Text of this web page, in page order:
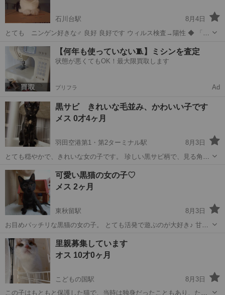
石川台駅
8月4日
とても ニンゲン好きな♂ 良好 良好です ウィルス検査→陽性 ◆ 「届
お住まいの方 🍀脱走防止対策、二...
東京 千代田区 石川台駅 猫 お見合い
【何年も使っていない🧵】ミシンを査定
状態が悪くてもOK！最大限買取します
プリフラ Ad
黒サビ きれいな毛並み、かわいい子です
メス 0才4ヶ月
羽田空港第1・第2ターミナル駅
8月3日
とても穏やかで、きれいな女の子です。 珍しい黒サビ柄で、見る角度
8年4月中旬生まれ ・猫エイズ・白血病ウイルス検査：陰性 ・3種混合
ワクチン2回...
東京 大田区 羽田空港第1・第2ターミナル駅
サビ
可愛い黒猫の女の子♡
メス 2ヶ月
東秋留駅
8月3日
お目めパッチリな黒猫の女の子。 とても活発で遊ぶのが大好き♪ 甘え
一覧からチェックしてみて下さいね！ 健康状態良好 ・ノミ取り済み済
み ・お腹の駆虫済み ・...
東京 あきる野市 東秋留駅 猫
里親募集しています
オス 10才0ヶ月
こどもの国駅
8月3日
この子はもともと保護した猫で、当時は独身だったこともあり、たく